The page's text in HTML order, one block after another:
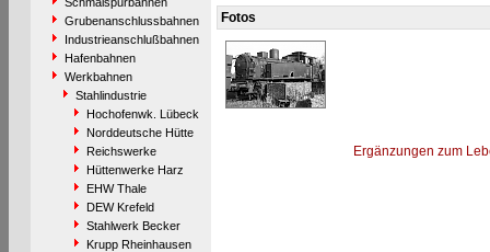
Grubenanschlussbahnen
Industrieanschlußbahnen
Hafenbahnen
Werkbahnen
Stahlindustrie
Hochofenwk. Lübeck
Norddeutsche Hütte
Reichswerke
Hüttenwerke Harz
EHW Thale
DEW Krefeld
Stahlwerk Becker
Krupp Rheinhausen
Fotos
Ergänzungen zum